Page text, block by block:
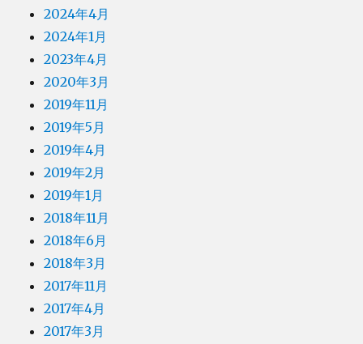
2024年4月
2024年1月
2023年4月
2020年3月
2019年11月
2019年5月
2019年4月
2019年2月
2019年1月
2018年11月
2018年6月
2018年3月
2017年11月
2017年4月
2017年3月